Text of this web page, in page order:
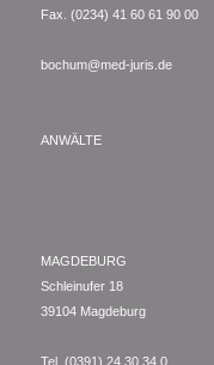
Fax. (0234) 41 60 61 90 00
bochum@med-juris.de
ANWÄLTE
MAGDEBURG
Schleinufer 18
39104 Magdeburg
Tel. (0391) 24 30 34 0